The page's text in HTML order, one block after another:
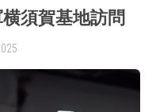
須賀基地訪問